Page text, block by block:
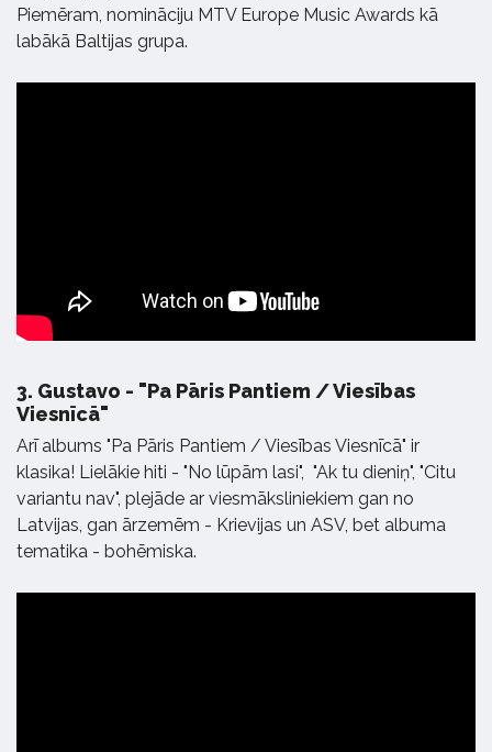
Piemēram, nomināciju MTV Europe Music Awards kā
labākā Baltijas grupa.
3. Gustavo - "Pa Pāris Pantiem / Viesības
Viesnīcā"
Arī albums "Pa Pāris Pantiem / Viesības Viesnīcā" ir
klasika! Lielākie hiti - "No lūpām lasi", "Ak tu dieniņ", "Citu
variantu nav", plejāde ar viesmāksliniekiem gan no
Latvijas, gan ārzemēm - Krievijas un ASV, bet albuma
tematika - bohēmiska.